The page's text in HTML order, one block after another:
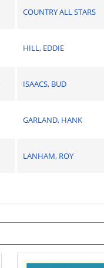
COUNTRY ALL STARS
HILL, EDDIE
ISAACS, BUD
GARLAND, HANK
LANHAM, ROY